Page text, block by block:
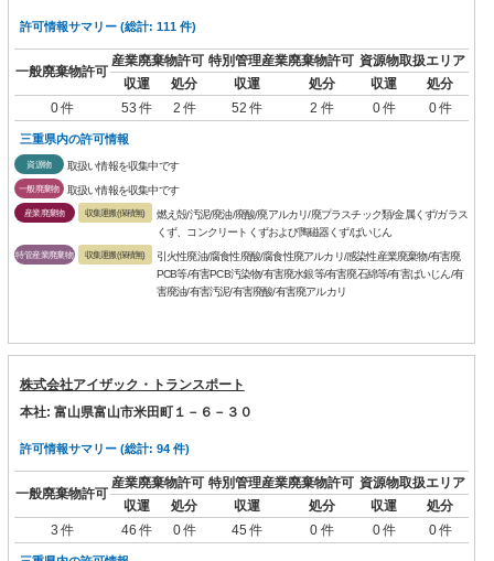
許可情報サマリー (総計: 111 件)
一般廃棄物許可
産業廃棄物許可 特別管理産業廃棄物許可 資源物取扱エリア
収運
処分 収運 処分 収運
処分
0 件
53 件 2 件 52 件 2 件 0 件 0 件
三重県内の許可情報
資源物 取扱い情報を収集中です
一般廃棄物 取扱い情報を収集中です
産業廃棄物 収集運搬(保積無)
燃え殻/汚泥/廃油/廃酸/廃アルカリ/廃プラスチック類/金属くず/ガラス
くず、コンクリートくずおよび陶磁器くず/ばいじん
特管産業廃棄物 収集運搬(保積無)
引火性廃油/腐食性廃酸/腐食性廃アルカリ/感染性産業廃棄物/有害廃
PCB等/有害PCB汚染物/有害廃水銀等/有害廃石綿等/有害ばいじん/有
害廃油/有害汚泥/有害廃酸/有害廃アルカリ
株式会社アイザック・トランスポート
本社: 富山県富山市米田町１－６－３０
許可情報サマリー (総計: 94 件)
一般廃棄物許可
産業廃棄物許可 特別管理産業廃棄物許可 資源物取扱エリア
収運
処分 収運 処分 収運
処分
3 件
46 件 0 件 45 件 0 件 0 件 0 件